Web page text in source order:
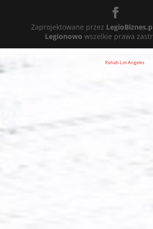
Zaprojektowane przez
Legionowo wszelkie prawa
Rehab Los Angeles